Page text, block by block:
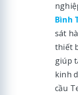
Bình
sát
thiết
giúp
kinh
cầu